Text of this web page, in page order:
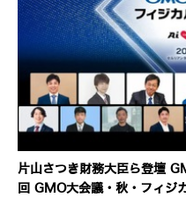
片山さつき財務大臣ら登壇
回 GMO大会議・秋・フィ